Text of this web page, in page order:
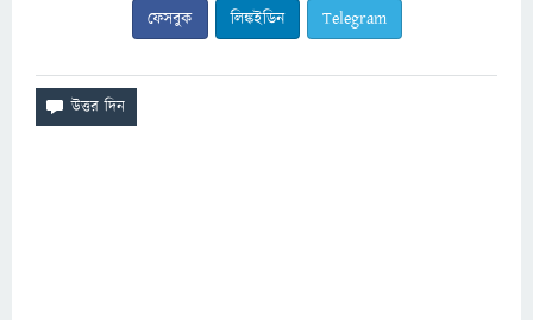
ফেসবুক লিঙ্কইডিন Telegram